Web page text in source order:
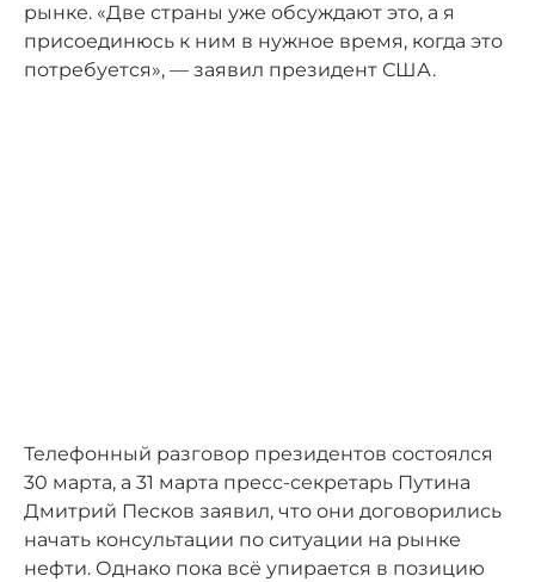
рынке. «Две страны уже обсуждают это, а я
присоединюсь к ним в нужное время, когда это
потребуется», — заявил президент США.
Телефонный разговор президентов состоялся
30 марта, а 31 марта пресс-секретарь Путина
Дмитрий Песков заявил, что они договорились
начать консультации по ситуации на рынке
нефти. Однако пока всё упирается в позицию